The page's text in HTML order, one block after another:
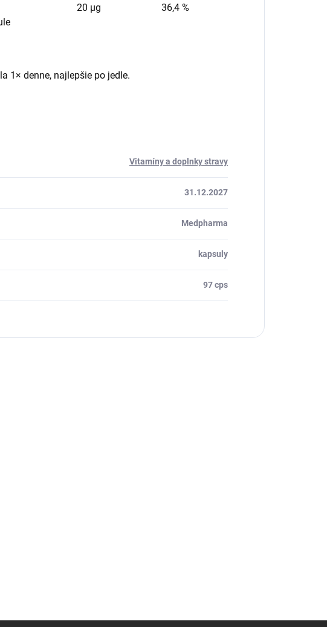
20 µg
36,4 %
1× denne, najlepšie po jedle.
Vitamíny a doplnky stravy
31.12.2027
Medpharma
kapsuly
97 cps